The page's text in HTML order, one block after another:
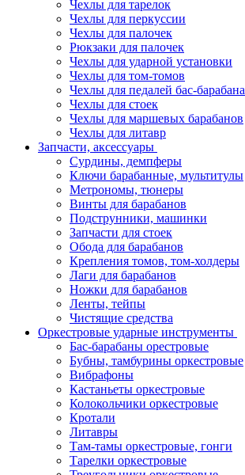
Чехлы для тарелок
Чехлы для перкуссии
Чехлы для палочек
Рюкзаки для палочек
Чехлы для ударной установки
Чехлы для том-томов
Чехлы для педалей бас-барабана
Чехлы для стоек
Чехлы для маршевых барабанов
Чехлы для литавр
Запчасти, аксессуары
Сурдины, демпферы
Ключи барабанные, мультитулы
Метрономы, тюнеры
Винты для барабанов
Подструнники, машинки
Запчасти для стоек
Обода для барабанов
Крепления томов, том-холдеры
Лаги для барабанов
Ножки для барабанов
Ленты, тейпы
Чистящие средства
Оркестровые ударные инструменты
Бас-барабаны орестровые
Бубны, тамбурины оркестровые
Вибрафоны
Кастаньеты оркестровые
Колокольчики оркестровые
Кротали
Литавры
Там-тамы оркестровые, гонги
Тарелки оркестровые